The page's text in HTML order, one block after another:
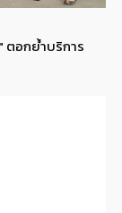
ตอกย้ำบริการ